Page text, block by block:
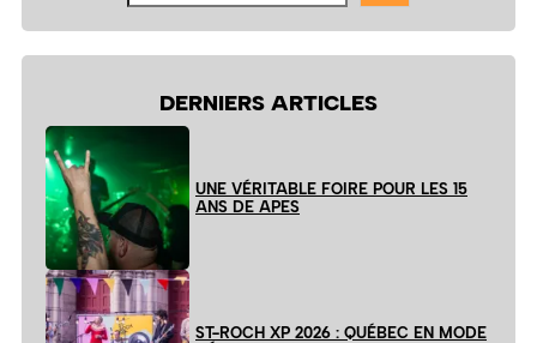
DERNIERS ARTICLES
UNE VÉRITABLE FOIRE POUR LES 15
ANS DE APES
ST-ROCH XP 2026 : QUÉBEC EN MODE